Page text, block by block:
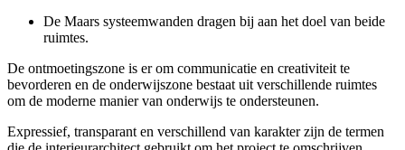
De Maars systeemwanden dragen bij aan het doel van beide
ruimtes.
De ontmoetingszone is er om communicatie en creativiteit te
bevorderen en de onderwijszone bestaat uit verschillende ruimtes
om de moderne manier van onderwijs te ondersteunen.
Expressief, transparant en verschillend van karakter zijn de termen